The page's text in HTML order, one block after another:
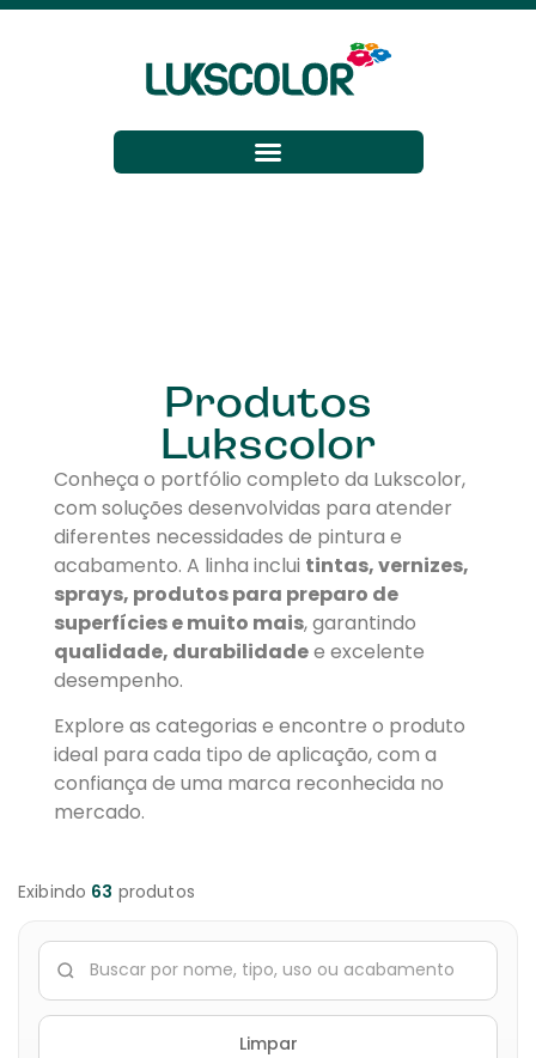
Produtos
Lukscolor
Conheça o portfólio completo da Lukscolor,
com soluções desenvolvidas para atender
diferentes necessidades de pintura e
acabamento. A linha inclui tintas, vernizes,
sprays, produtos para preparo de
superfícies e muito mais, garantindo
qualidade, durabilidadee excelente
desempenho.
Explore as categorias e encontre o produto
ideal para cada tipo de aplicação, com a
confiança de uma marca reconhecida no
mercado.
Exibindo 63 produtos
Limpar